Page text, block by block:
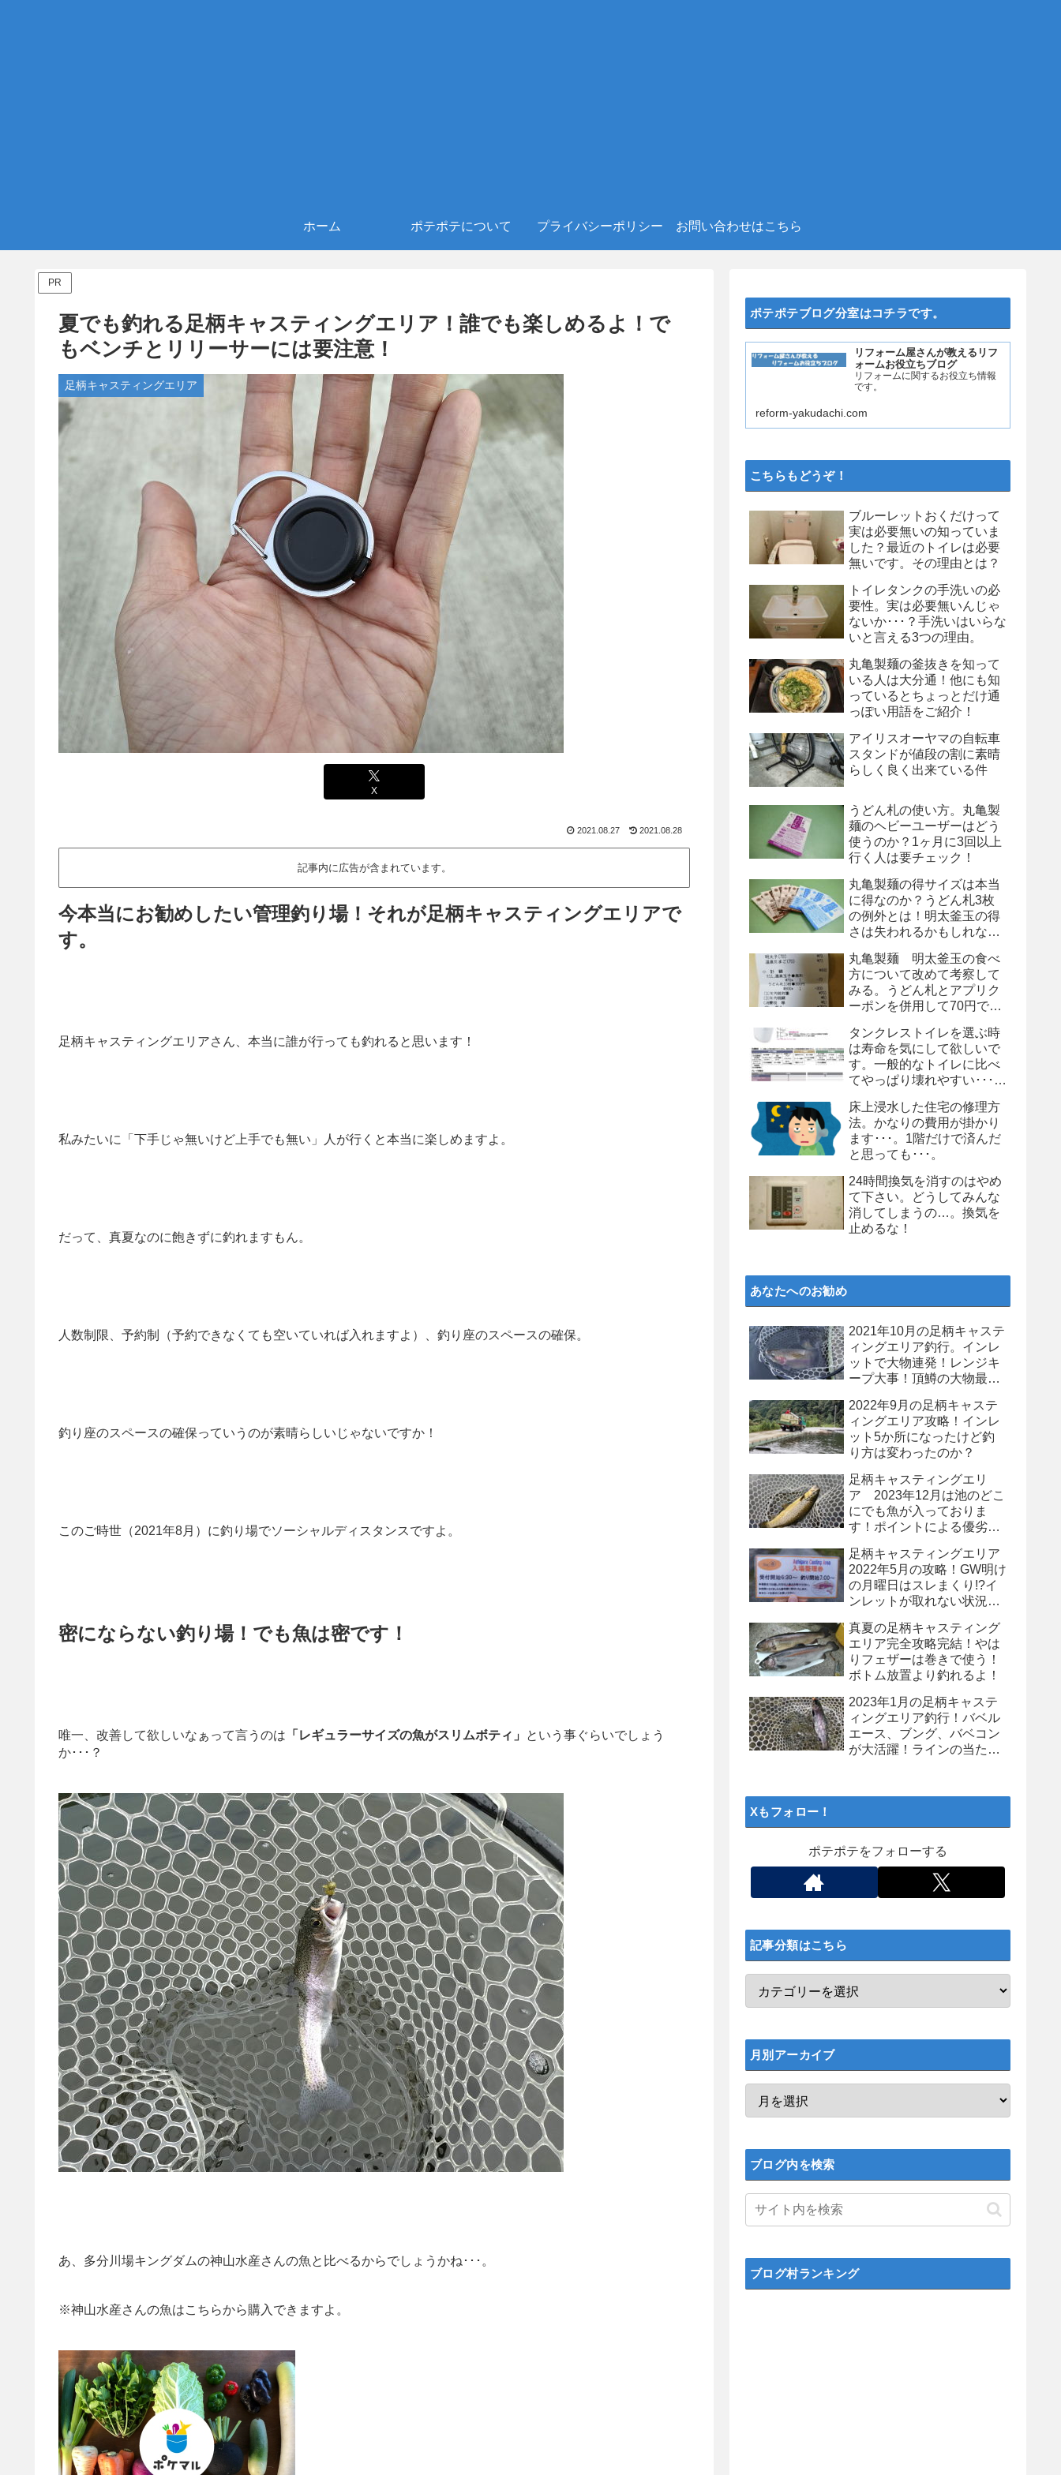
ホーム ポテポテについて プライバシーポリシー お問い合わせはこちら
PR
夏でも釣れる足柄キャスティングエリア！誰でも楽しめるよ！で
もベンチとリリーサーには要注意！
足柄キャスティングエリア
X
2021.08.27 2021.08.28
記事内に広告が含まれています。
今本当にお勧めしたい管理釣り場！それが足柄キャスティングエリアで
す。
足柄キャスティングエリアさん、本当に誰が行っても釣れると思います！
私みたいに「下手じゃ無いけど上手でも無い」人が行くと本当に楽しめますよ。
だって、真夏なのに飽きずに釣れますもん。
人数制限、予約制（予約できなくても空いていれば入れますよ）、釣り座のスペースの確保。
釣り座のスペースの確保っていうのが素晴らしいじゃないですか！
このご時世（2021年8月）に釣り場でソーシャルディスタンスですよ。
密にならない釣り場！でも魚は密です！
唯一、改善して欲しいなぁって言うのは 「レギュラーサイズの魚がスリムボティ」
という事ぐらいでしょう
か･･･？
あ、多分川場キングダムの神山水産さんの魚と比べるからでしょうかね･･･。
※神山水産さんの魚はこちらから購入できますよ。
ポテポテブログ分室はコチラです。
リフォーム屋さんが教えるリフ
ォームお役立ちブログ
リフォームに関するお役立ち情報
です。
reform-yakudachi.com
こちらもどうぞ！
ブルーレットおくだけって
実は必要無いの知っていま
した？最近のトイレは必要
無いです。その理由とは？
トイレタンクの手洗いの必
要性。実は必要無いんじゃ
ないか･･･？手洗いはいらな
いと言える3つの理由。
丸亀製麺の釜抜きを知って
いる人は大分通！他にも知
っているとちょっとだけ通
っぽい用語をご紹介！
アイリスオーヤマの自転車
スタンドが値段の割に素晴
らしく良く出来ている件
うどん札の使い方。丸亀製
麺のヘビーユーザーはどう
使うのか？1ヶ月に3回以上
行く人は要チェック！
丸亀製麺の得サイズは本当
に得なのか？うどん札3枚
の例外とは！明太釜玉の得
さは失われるかもしれな
丸亀製麺 明太釜玉の食べ
方について改めて考察して
みる。うどん札とアプリク
ーポンを併用して70円で
タンクレストイレを選ぶ時
は寿命を気にして欲しいで
す。一般的なトイレに比べ
てやっぱり壊れやすい･･･。
よ、タンクレストイレ
床上浸水した住宅の修理方
法。かなりの費用が掛かり
ます･･･。1階だけで済んだ
と思っても･･･。
24時間換気を消すのはやめ
て下さい。どうしてみんな
消してしまうの…。換気を
止めるな！
あなたへのお勧め
2021年10月の足柄キャステ
ィングエリア釣行。インレ
ットで大物連発！レンジキ
ープ大事！頂鱒の大物最高
2022年9月の足柄キャステ
ィングエリア攻略！インレ
ット5か所になったけど釣
り方は変わったのか？
足柄キャスティングエリ
ア 2023年12月は池のどこ
にでも魚が入っておりま
す！ポイントによる優劣は
足柄キャスティングエリア
2022年5月の攻略！GW明け
の月曜日はスレまくり!?イ
ンレットが取れない状況で
真夏の足柄キャスティング
エリア完全攻略完結！やは
りフェザーは巻きで使う！
ボトム放置より釣れるよ！
2023年1月の足柄キャステ
ィングエリア釣行！バベル
エース、ブング、バベコン
が大活躍！ラインの当たり
Xもフォロー！
ポテポテをフォローする
記事分類はこちら
月別アーカイブ
ブログ内を検索
ブログ村ランキング